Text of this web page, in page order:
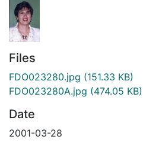
Files
FDO023280.jpg (151.33 KB)
FDO023280A.jpg (474.05 KB)
Date
2001-03-28